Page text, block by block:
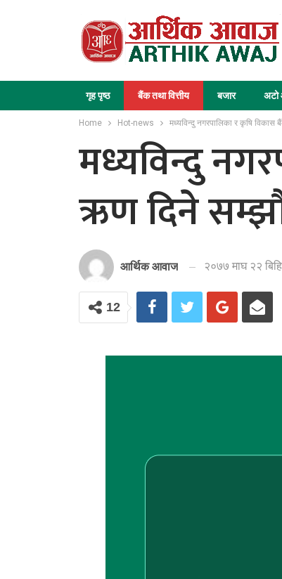
गृह पृष्ठ बैंक तथा वित्तीय बजार अटो
Home Hot-news मध्यविन्दु नगरपालिका र कृषि
मध्यविन्दु
ऋण दिने
आर्थिक आवाज २०७७ माघ २२
12